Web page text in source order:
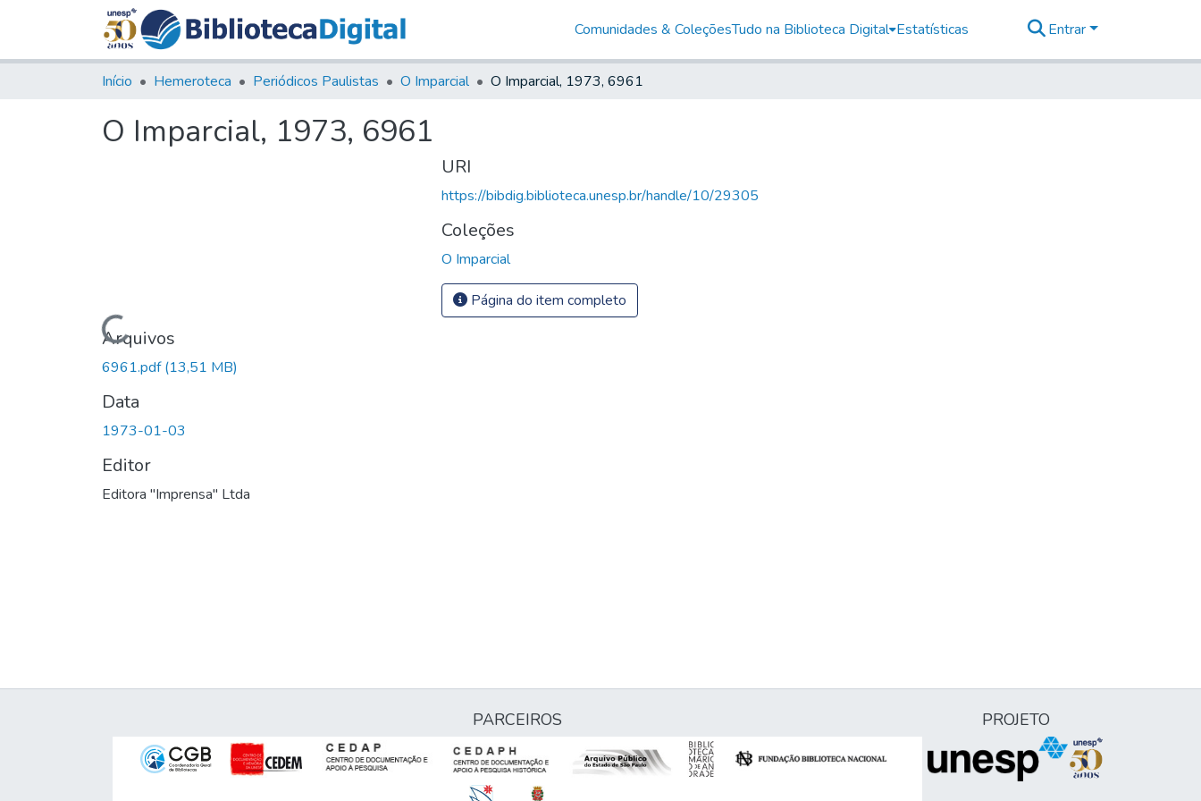
Comunidades & ColeçõesTudo na Biblioteca Digital Estatísticas Entrar
Início Hemeroteca Periódicos Paulistas O Imparcial O Imparcial, 1973, 6961
O Imparcial, 1973, 6961
Carregando...
Arquivos
6961.pdf(13,51 MB)
Data
1973-01-03
Editor
Editora "Imprensa" Ltda
URI
https://bibdig.biblioteca.unesp.br/handle/10/29305
Coleções
O Imparcial
Página do item completo
PARCEIROS PROJETO